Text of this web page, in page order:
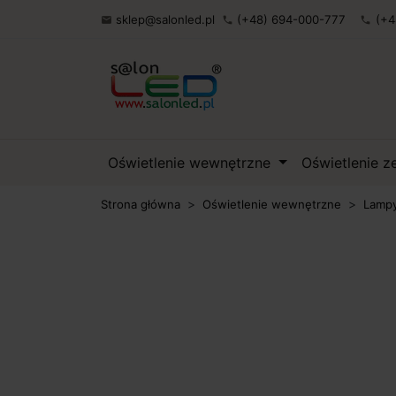
 sklep@salonled.pl phone (+48) 694-000-777 phone
Oświetlenie wewnętrzne Oświetlenie
Strona główna Oświetlenie wewnętrzne